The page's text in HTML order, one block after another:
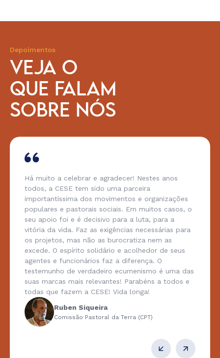
Depoimentos
VEJA O
QUE FALAM
SOBRE NÓS
Há muito a celebrar e agradecer! Nestes anos
todos, a CESE tem sido uma parceira
importantíssima dos movimentos e organizações
populares e pastorais sociais. Em muitos casos, o
seu apoio foi e é decisivo para a luta, para a
vitória da vida. Faz as exigências necessárias para
os projetos, mas não as burocratiza nem as
excede. O espírito solidário e acolhedor de seus
agentes e funcionários faz a diferença. O
testemunho de verdadeiro ecumenismo é uma das
suas marcas mais relevantes! Parabéns a todos e
todas que fazem a CESE! Vida longa!
Ruben Siqueira
Comissão Pastoral da Terra (CPT)